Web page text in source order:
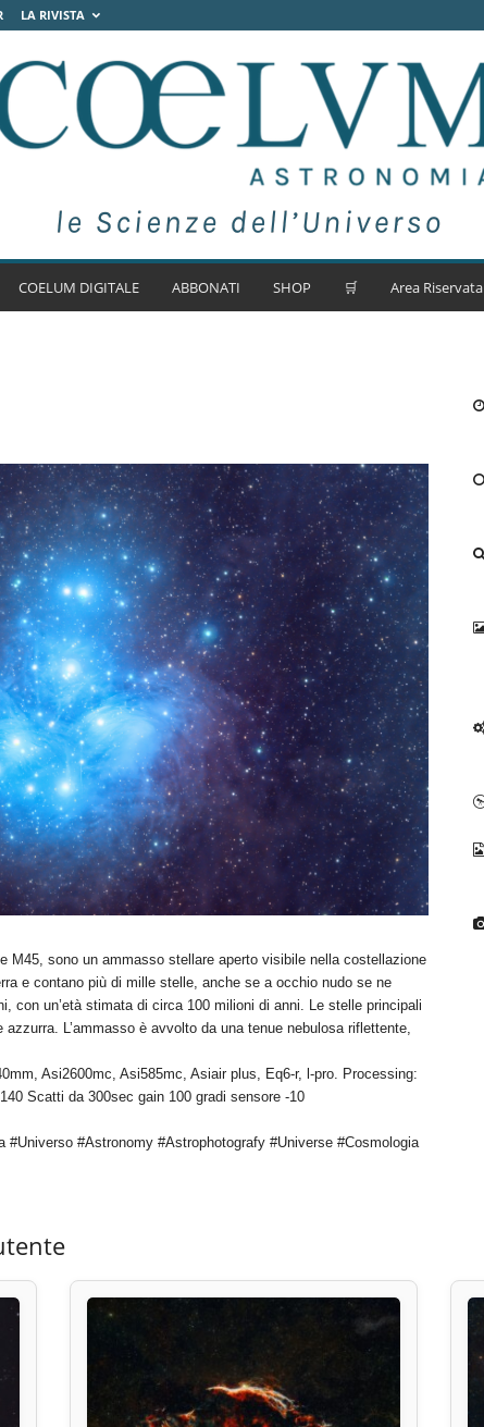
LA RIVISTA
COELUM DIGITALE ABBONATI SHOP 🛒 Area Riservata
M45, sono un ammasso stellare aperto visibile nella costellazione
e contano più di mille stelle, anche se a occhio nudo se ne
con un’età stimata di circa 100 milioni di anni. Le stelle principali
L’ammasso è avvolto da una tenue nebulosa riflettente,
Asi2600mc, Asi585mc, Asiair plus, Eq6-r, l-pro. Processing:
Scatti da 300sec gain 100 gradi sensore -10
#Astronomy #Astrophotografy #Universe #Cosmologia